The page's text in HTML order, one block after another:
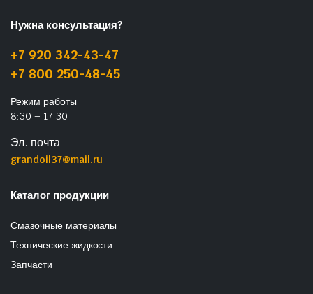
Нужна консультация?
+7 920 342-43-47
+7 800 250-48-45
Режим работы
8:30 – 17:30
Эл. почта
grandoil37@mail.ru
Каталог продукции
Смазочные материалы
Технические жидкости
Запчасти